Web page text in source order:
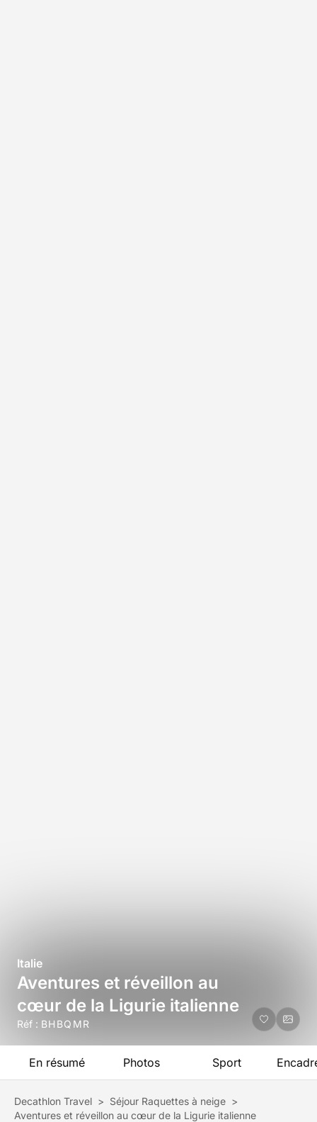
Italie
Aventures et réveillon au
cœur de la Ligurie italienne
Réf : BHBQMR
En résumé Photos Sport
Decathlon Travel > Séjour Raquettes à neige >
Aventures et réveillon au cœur de la Ligurie italienne